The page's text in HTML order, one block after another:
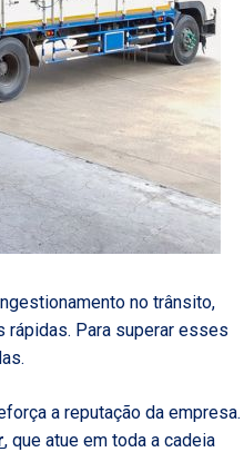
no trânsito,
rápidas. Para superar esses
a reputação da empresa.
, que atue em toda a cadeia